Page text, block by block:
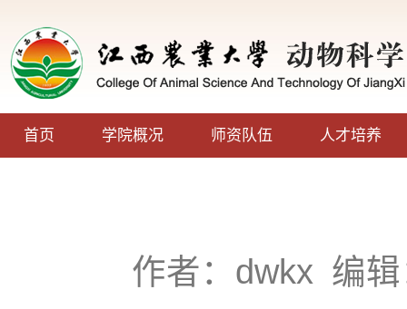
首页 学院概况 师资队伍 人才培养
作者：dwkx 编